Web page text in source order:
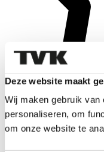
Deze website maakt
Wij maken gebruik
personaliseren, om
om onze website te